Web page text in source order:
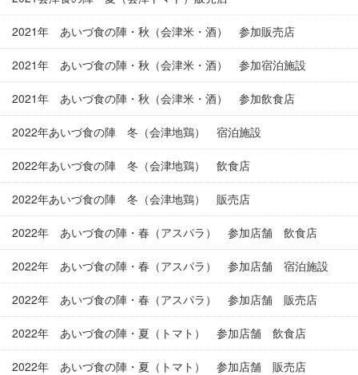
2021年 あいづ食の陣・秋（会津米・酒） 参加販売店
2021年 あいづ食の陣・秋（会津米・酒） 参加宿泊施設
2021年 あいづ食の陣・秋（会津米・酒） 参加飲食店
2022年あいづ食の陣 冬（会津地鶏） 宿泊施設
2022年あいづ食の陣 冬（会津地鶏） 飲食店
2022年あいづ食の陣 冬（会津地鶏） 販売店
2022年 あいづ食の陣・春（アスパラ） 参加店舗 飲食店
2022年 あいづ食の陣・春（アスパラ） 参加店舗 宿泊施設
2022年 あいづ食の陣・春（アスパラ） 参加店舗 販売店
2022年 あいづ食の陣・夏（トマト） 参加店舗 飲食店
2022年 あいづ食の陣・夏（トマト） 参加店舗 販売店